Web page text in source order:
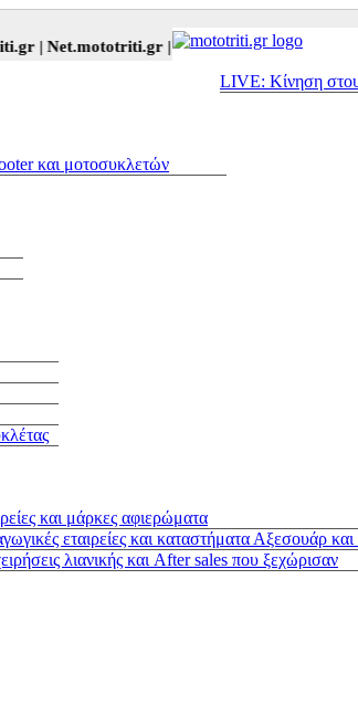
|Net.mototriti.gr |Προϊόντα & Υπηρεσίες |
LIVE: Κίνηση
και μοτοσυκλετών
και μάρκες αφιερώματα
εταιρείες και καταστήματα Αξεσουάρ
λιανικής και After sales που ξεχώρισαν